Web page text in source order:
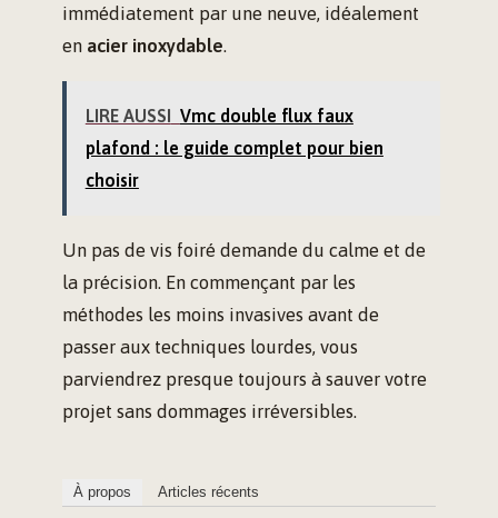
immédiatement par une neuve, idéalement
en acier inoxydable.
LIRE AUSSI Vmc double flux faux
plafond : le guide complet pour bien
choisir
Un pas de vis foiré demande du calme et de
la précision. En commençant par les
méthodes les moins invasives avant de
passer aux techniques lourdes, vous
parviendrez presque toujours à sauver votre
projet sans dommages irréversibles.
À propos Articles récents